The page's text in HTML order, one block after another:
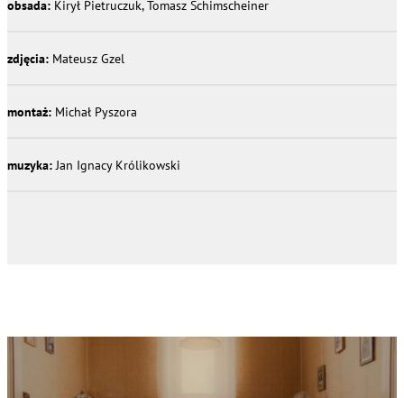
obsada: Kirył Pietruczuk, Tomasz Schimscheiner
zdjęcia: Mateusz Gzel
montaż: Michał Pyszora
muzyka:Jan Ignacy Królikowski